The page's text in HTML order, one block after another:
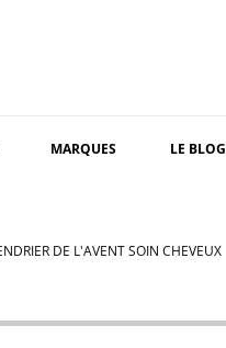
MARQUES LE BLOG
DE L'AVENT SOIN CHEVEUX